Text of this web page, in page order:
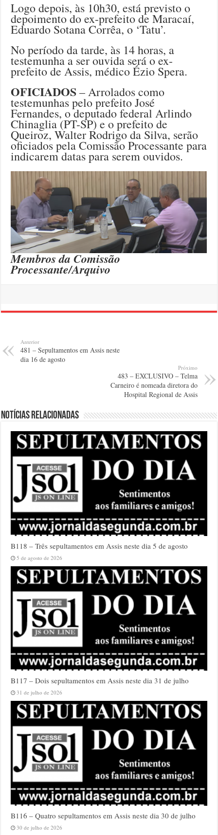
Logo depois, às 10h30, está previsto o
depoimento do ex-prefeito de Maracaí,
Eduardo Sotana Corrêa, o ‘Tatu’.
No período da tarde, às 14 horas, a
testemunha a ser ouvida será o ex-
prefeito de Assis, médico Ézio Spera.
OFICIADOS– Arrolados como
testemunhas pelo prefeito José
Fernandes, o deputado federal Arlindo
Chinaglia (PT-SP) e o prefeito de
Queiroz, Walter Rodrigo da Silva, serão
oficiados pela Comissão Processante para
indicarem datas para serem ouvidos.
Membros da Comissão
Processante/Arquivo
Anterior
481 – Sepultamentos em Assis neste
dia 16 de agosto
Próximo
483 – EXCLUSIVO – Telma
Carneiro é nomeada diretora do
Hospital Regional de Assis
Notícias relacionadas
B118 – Três sepultamentos em Assis neste dia 5 de agosto
5 de agosto de 2026
B117 – Dois sepultamentos em Assis neste dia 31 de julho
31 de julho de 2026
B116 – Quatro sepultamentos em Assis neste dia 30 de julho
30 de julho de 2026